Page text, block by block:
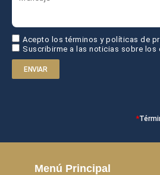
Acepto los términos y políticas de
Suscribirme a las noticias sobre los
ENVIAR
*
Menú Principal